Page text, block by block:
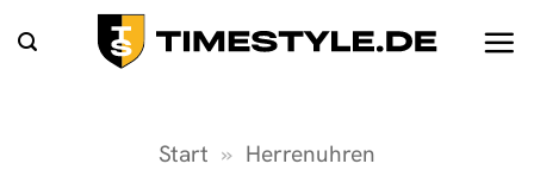
Inhalt
Start » Herrenuhren